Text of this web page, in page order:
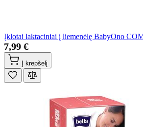
Įklotai laktaciniai į liemenėlę BabyOno
7,99 €
Į krepšelį